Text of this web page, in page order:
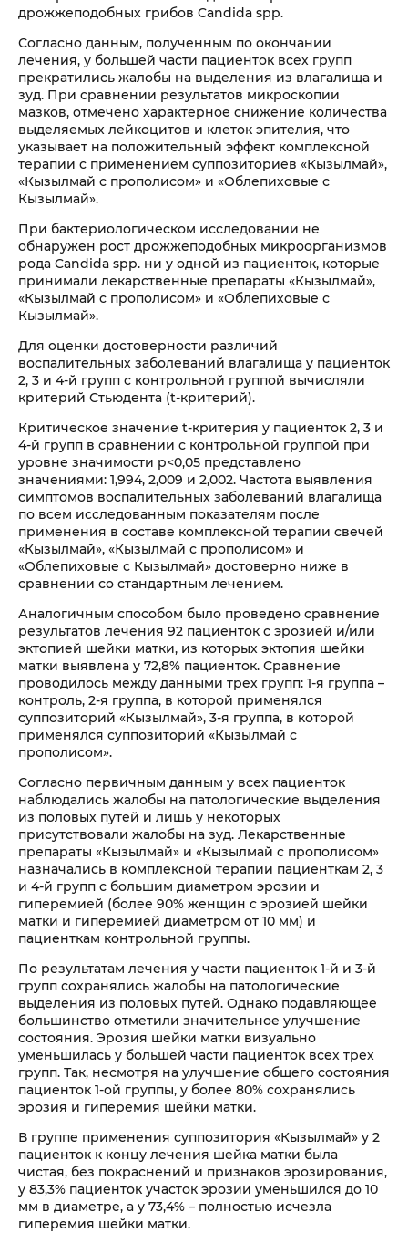
дрожжеподобных грибов Candida spp.
Согласно данным, полученным по окончании
лечения, у большей части пациенток всех групп
прекратились жалобы на выделения из влагалища и
зуд. При сравнении результатов микроскопии
мазков, отмечено характерное снижение количества
выделяемых лейкоцитов и клеток эпителия, что
указывает на положительный эффект комплексной
терапии с применением суппозиториев «Кызылмай»,
«Кызылмай с прополисом» и «Облепиховые с
Кызылмай».
При бактериологическом исследовании не
обнаружен рост дрожжеподобных микроорганизмов
рода Candida spp. ни у одной из пациенток, которые
принимали лекарственные препараты «Кызылмай»,
«Кызылмай с прополисом» и «Облепиховые с
Кызылмай».
Для оценки достоверности различий
воспалительных заболеваний влагалища у пациенток
2, 3 и 4-й групп с контрольной группой вычисляли
критерий Стьюдента (t-критерий).
Критическое значение t-критерия у пациенток 2, 3 и
4-й групп в сравнении с контрольной группой при
уровне значимости p<0,05 представлено
значениями: 1,994, 2,009 и 2,002. Частота выявления
симптомов воспалительных заболеваний влагалища
по всем исследованным показателям после
применения в составе комплексной терапии свечей
«Кызылмай», «Кызылмай с прополисом» и
«Облепиховые с Кызылмай» достоверно ниже в
сравнении со стандартным лечением.
Аналогичным способом было проведено сравнение
результатов лечения 92 пациенток с эрозией и/или
эктопией шейки матки, из которых эктопия шейки
матки выявлена у 72,8% пациенток. Сравнение
проводилось между данными трех групп: 1-я группа –
контроль, 2-я группа, в которой применялся
суппозиторий «Кызылмай», 3-я группа, в которой
применялся суппозиторий «Кызылмай с
прополисом».
Согласно первичным данным у всех пациенток
наблюдались жалобы на патологические выделения
из половых путей и лишь у некоторых
присутствовали жалобы на зуд. Лекарственные
препараты «Кызылмай» и «Кызылмай с прополисом»
назначались в комплексной терапии пациенткам 2, 3
и 4-й групп с большим диаметром эрозии и
гиперемией (более 90% женщин с эрозией шейки
матки и гиперемией диаметром от 10 мм) и
пациенткам контрольной группы.
По результатам лечения у части пациенток 1-й и 3-й
групп сохранялись жалобы на патологические
выделения из половых путей. Однако подавляющее
большинство отметили значительное улучшение
состояния. Эрозия шейки матки визуально
уменьшилась у большей части пациенток всех трех
групп. Так, несмотря на улучшение общего состояния
пациенток 1-ой группы, у более 80% сохранялись
эрозия и гиперемия шейки матки.
В группе применения суппозитория «Кызылмай» у 2
пациенток к концу лечения шейка матки была
чистая, без покраснений и признаков эрозирования,
у 83,3% пациенток участок эрозии уменьшился до 10
мм в диаметре, а у 73,4% – полностью исчезла
гиперемия шейки матки.